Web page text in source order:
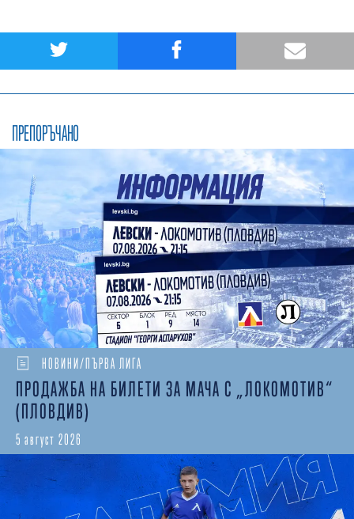
ПРЕПОРЪЧАНО
НОВИНИ/ПЪРВА ЛИГА
ПРОДАЖБА НА БИЛЕТИ ЗА МАЧА С „ЛОКОМОТИВ“
(ПЛОВДИВ)
5 август 2026